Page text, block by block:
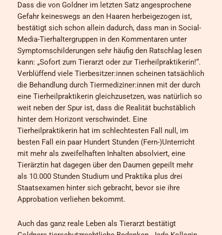
Dass die von Goldner im letzten Satz angesprochene
Gefahr keineswegs an den Haaren herbeigezogen ist,
bestätigt sich schon allein dadurch, dass man in Social-
Media-Tierhaltergruppen in den Kommentaren unter
Symptomschilderungen sehr häufig den Ratschlag lesen
kann: „Sofort zum Tierarzt oder zur Tierheilpraktikerin!“.
Verblüffend viele Tierbesitzer:innen scheinen tatsächlich
die Behandlung durch Tiermediziner:innen mit der durch
eine Tierheilpraktikerin gleichzusetzen, was natürlich so
weit neben der Spur ist, dass die Realität buchstäblich
hinter dem Horizont verschwindet. Eine
Tierheilpraktikerin hat im schlechtesten Fall null, im
besten Fall ein paar Hundert Stunden (Fern-)Unterricht
mit mehr als zweifelhaften Inhalten absolviert, eine
Tierärztin hat dagegen über den Daumen gepeilt mehr
als 10.000 Stunden Studium und Praktika plus drei
Staatsexamen hinter sich gebracht, bevor sie ihre
Approbation verliehen bekommt.
Auch das ganz reale Leben als Tierarzt bestätigt